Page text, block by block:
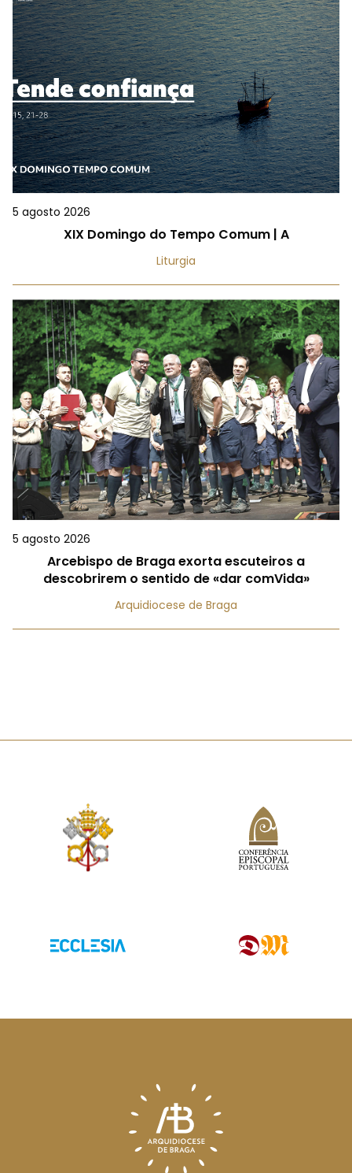
5 agosto 2026
XIX Domingo do Tempo Comum | A
Liturgia
5 agosto 2026
Arcebispo de Braga exorta escuteiros a
descobrirem o sentido de «dar comVida»
Arquidiocese de Braga